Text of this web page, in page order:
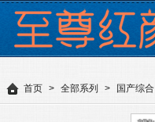
首页 > 全部系列 > 国产综合